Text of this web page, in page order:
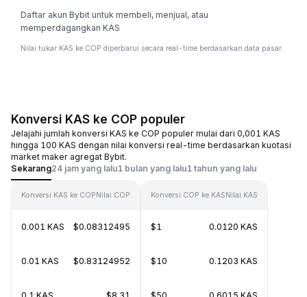
Daftar akun Bybit untuk membeli, menjual, atau
memperdagangkan KAS
Nilai tukar KAS ke COP diperbarui secara real-time berdasarkan data pasar.
Konversi KAS ke COP populer
Jelajahi jumlah konversi KAS ke COP populer mulai dari 0,001 KAS
hingga 100 KAS dengan nilai konversi real-time berdasarkan kuotasi
market maker agregat Bybit.
Sekarang24 jam yang lalu1 bulan yang lalu1 tahun yang lalu
Konversi KAS ke COPNilai COP
0.001 KAS $0.08312495
0.01 KAS $0.83124952
0.1 KAS $8.31
Konversi COP ke KASNilai KAS
$1 0.0120 KAS
$10 0.1203 KAS
$50 0.6015 KAS